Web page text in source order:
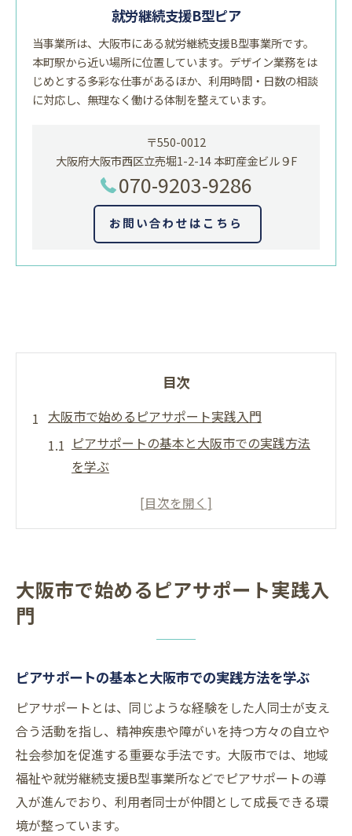
就労継続支援B型ピア
当事業所は、大阪市にある就労継続支援B型事業所です。
本町駅から近い場所に位置しています。デザイン業務をは
じめとする多彩な仕事があるほか、利用時間・日数の相談
に対応し、無理なく働ける体制を整えています。
〒550-0012
大阪府大阪市西区立売堀1-2-14 本町産金ビル９F
070-9203-9286
お問い合わせはこちら
目次
大阪市で始めるピアサポート実践入門
ピアサポートの基本と大阪市での実践方法
を学ぶ
ピアサポートを大阪市で始めるための心構
大阪市でピアサポートを活用する意義とは
ピアサポート養成講座の選び方と受講の流れ
ピアサポーター養成講座の種類と選び方の
ポイント
大阪で受講できるピアサポート講座の特徴
を比較
養成講座受講の流れと事前準備のチェック
リスト
大阪市で始めるピアサポート実践入
門
ピアサポートの基本と大阪市での実践方法を学ぶ
ピアサポートとは、同じような経験をした人同士が支え
合う活動を指し、精神疾患や障がいを持つ方々の自立や
社会参加を促進する重要な手法です。大阪市では、地域
福祉や就労継続支援B型事業所などでピアサポートの導
入が進んでおり、利用者同士が仲間として成長できる環
境が整っています。